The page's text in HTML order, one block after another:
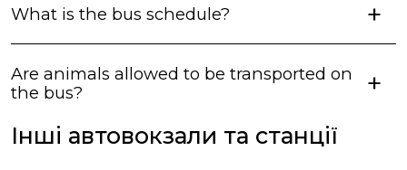
What is the bus schedule?
Are animals allowed to be transported on
the bus?
Інші автовокзали та станції